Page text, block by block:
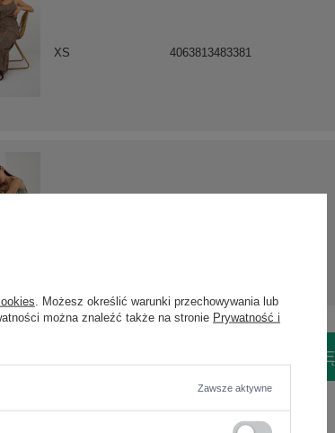
XS 4063813483381
ZALOGUJ SIĘ I ZOBACZ CENĘ
. Możesz określić warunki przechowywania lub
można znaleźć także na stronie Prywatność i
Zawsze aktywne